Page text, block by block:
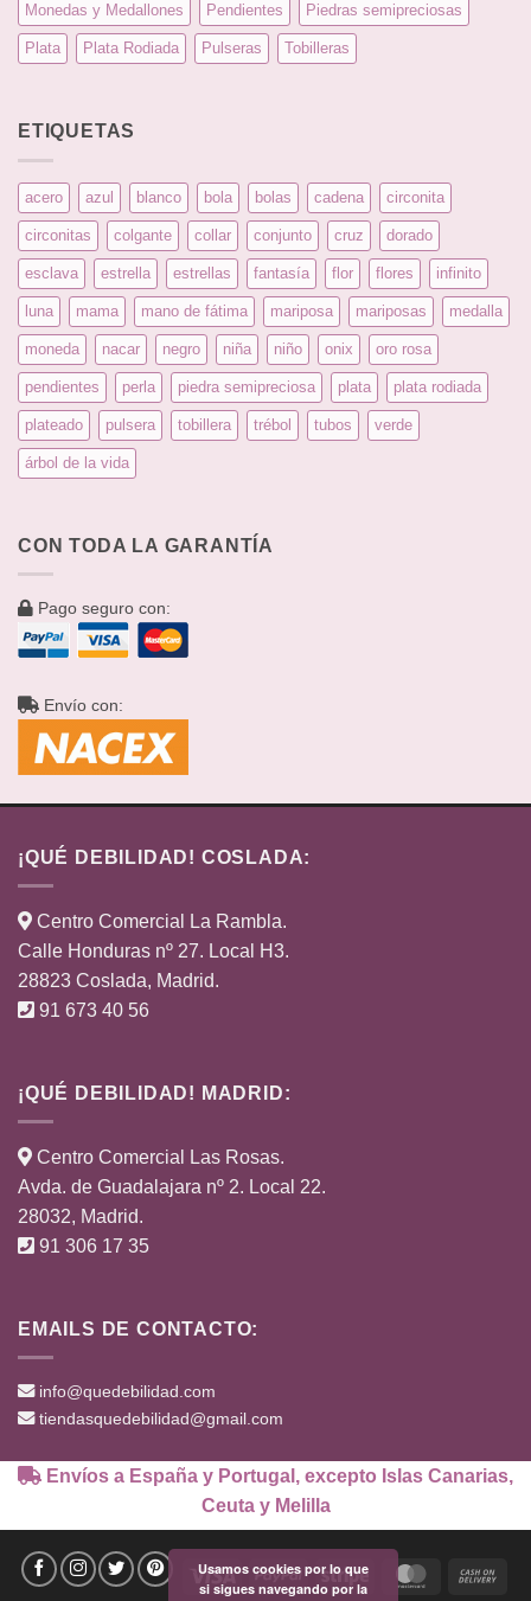
Monedas y Medallones Pendientes Piedras semipreciosas
Plata Plata Rodiada Pulseras Tobilleras
ETIQUETAS
acero azul blanco bola bolas cadena circonita
circonitas colgante collar conjunto cruz dorado
esclava estrella estrellas fantasía flor flores infinito
luna mama mano de fátima mariposa mariposas medalla
moneda nacar negro niña niño onix oro rosa
pendientes perla piedra semipreciosa plata plata rodiada
plateado pulsera tobillera trébol tubos verde
árbol de la vida
CON TODA LA GARANTÍA
Pago seguro con:
Envío con:
¡QUÉ DEBILIDAD! COSLADA:
Centro Comercial La Rambla.
Calle Honduras nº 27. Local H3.
28823 Coslada, Madrid.
91 673 40 56
¡QUÉ DEBILIDAD! MADRID:
Centro Comercial Las Rosas.
Avda. de Guadalajara nº 2. Local 22.
28032, Madrid.
91 306 17 35
EMAILS DE CONTACTO:
info@quedebilidad.com
tiendasquedebilidad@gmail.com
Envíos a España y Portugal, excepto Islas Canarias,
Ceuta y Melilla
Visa PayPal Stripe MasterCard
Usamos cookies por lo que
si sigues navegando por la